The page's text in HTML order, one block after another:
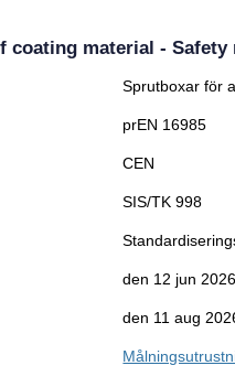
coating material - Safety
Sprutboxar för
prEN 16985
CEN
SIS/TK 998
den 12 jun
den 11 aug